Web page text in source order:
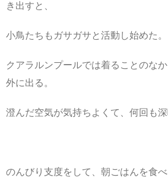
き出すと、
小鳥たちもガサガサと活動し始めた。
クアラルンプールでは着ることのな
外に出る。
澄んだ空気が気持ちよくて、何回も深
のんびり支度をして、朝ごはんを食